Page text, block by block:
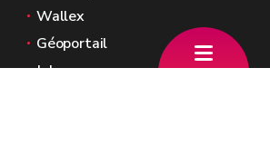
Wallex
Géoportail
Jobs